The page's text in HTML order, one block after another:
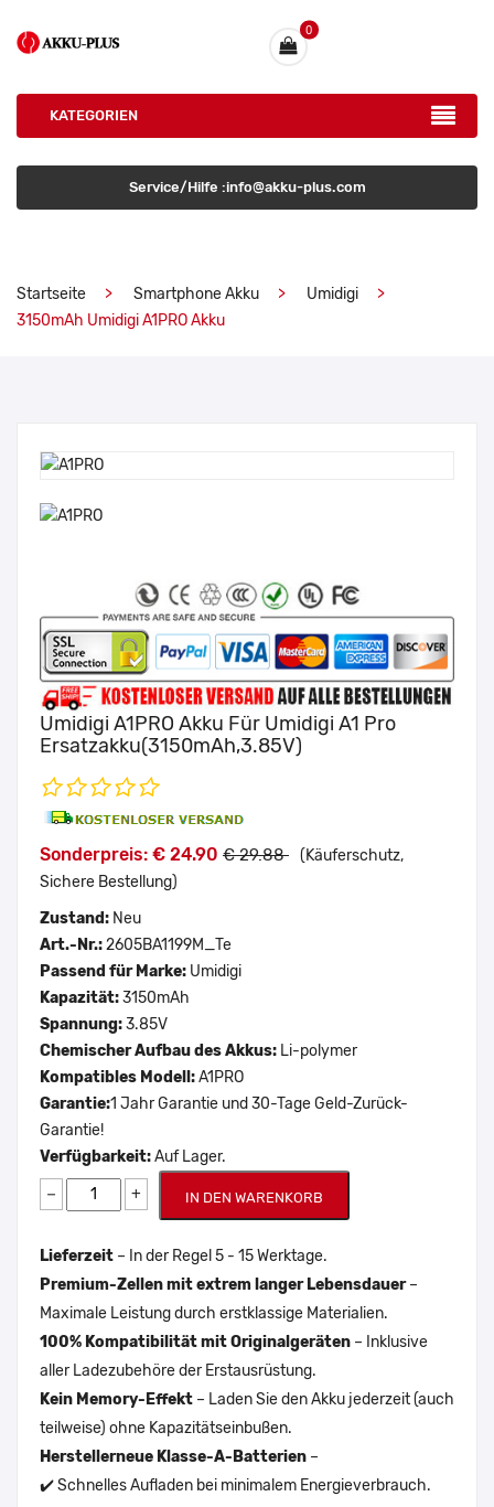
0
KATEGORIEN
Service/Hilfe :info@akku-plus.com
Startseite Smartphone Akku
Umidigi
3150mAh Umidigi A1PRO Akku
Umidigi A1PRO Akku Für Umidigi A1 Pro
Ersatzakku(3150mAh,3.85V)
Sonderpreis: € 24.90 € 29.88 (Käuferschutz,
Sichere Bestellung)
Zustand: Neu
Art.-Nr.:2605BA1199M_Te
Passend für Marke: Umidigi
Kapazität:3150mAh
Spannung:3.85V
Chemischer Aufbau des Akkus: Li-polymer
Kompatibles Modell:A1PRO
Garantie:1 Jahr Garantie und 30-Tage Geld-Zurück-
Garantie!
Verfügbarkeit:Auf Lager.
− + IN DEN WARENKORB
Lieferzeit – In der Regel 5 - 15 Werktage.
Premium-Zellen mit extrem langer Lebensdauer–
Maximale Leistung durch erstklassige Materialien.
100% Kompatibilität mit Originalgeräten – Inklusive
aller Ladezubehöre der Erstausrüstung.
Kein Memory-Effekt – Laden Sie den Akku jederzeit (auch
teilweise) ohne Kapazitätseinbußen.
Herstellerneue Klasse-A-Batterien –
✔️ Schnelles Aufladen bei minimalem Energieverbrauch.